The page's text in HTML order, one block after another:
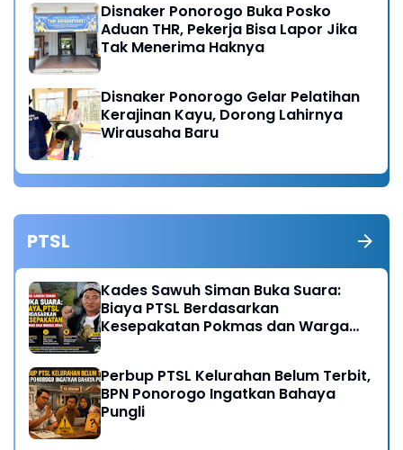
Disnaker Ponorogo Buka Posko
Aduan THR, Pekerja Bisa Lapor Jika
Tak Menerima Haknya
Disnaker Ponorogo Gelar Pelatihan
Kerajinan Kayu, Dorong Lahirnya
Wirausaha Baru
PTSL
Kades Sawuh Siman Buka Suara:
Biaya PTSL Berdasarkan
Kesepakatan Pokmas dan Warga
Perbup PTSL Kelurahan Belum Terbit,
BPN Ponorogo Ingatkan Bahaya
Pungli